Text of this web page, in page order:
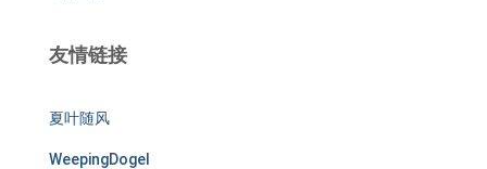
友情链接
夏叶随风
WeepingDogel